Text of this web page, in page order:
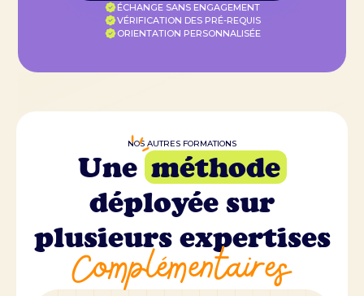
ÉCHANGE SANS ENGAGEMENT
VÉRIFICATION DES PRÉ-REQUIS
ORIENTATION PERSONNALISÉE
NOS AUTRES FORMATIONS
Une méthode
déployée sur
plusieurs expertises
Complémentaires